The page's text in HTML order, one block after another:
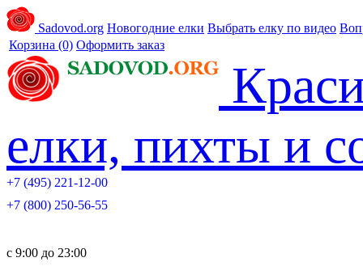
Sadovod.org Новогодние елки Выбрать елку по видео
Корзина (0) Оформить заказ
елки, пихты и
+7 (495) 221-12-00
+7 (800) 250-56-55
c 9:00 до 23:00